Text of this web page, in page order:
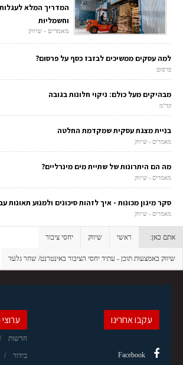
המדריך המלא
וחשמליות
מאמרים - שיווק
למה עסקים ממשיכים לבזבז כסף על פרסום?
פרסום
מבהיקים מעל כולם: ניקוי חלונות בגובה
קד"מ
בניית מצגת עסקית שמקדמת החלטה
מאמרים - שיווק
מה הם היתרונות של שתיית מים מינרליים?
מאמרים - שיווק
סקר מיגון מכונות - איך לזהות סיכונים ולמנוע תאונות
מאמרים - שיווק
אתם כאן: ראשי שיווק יחסי ציבור
שיווק באמצעות תוכן - עתיד יחסי הציבור באינטרנט/ שחר גלעד
ערוצי
חדשות
בידור
עקבו אחרינו
Facebook